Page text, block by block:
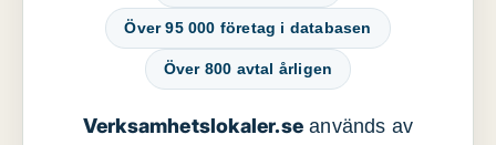
Över 95 000 företag i databasen
Över 800 avtal årligen
Verksamhetslokaler.se används av